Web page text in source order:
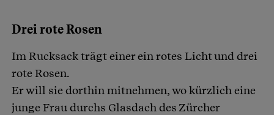
Drei rote Rosen
Im Rucksack trägt einer ein rotes Licht und drei
rote Rosen.
Er will sie dorthin mitnehmen, wo kürzlich eine
junge Frau durchs Glasdach des Zürcher